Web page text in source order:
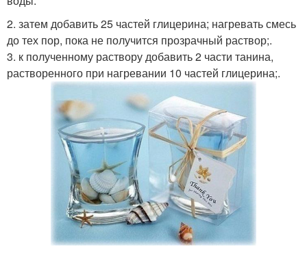
2. затем добавить 25 частей глицерина; нагревать смесь
до тех пор, пока не получится прозрачный раствор;.
3. к полученному раствору добавить 2 части танина,
растворенного при нагревании 10 частей глицерина;.